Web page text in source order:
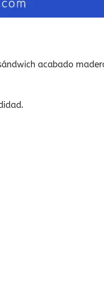
acabado